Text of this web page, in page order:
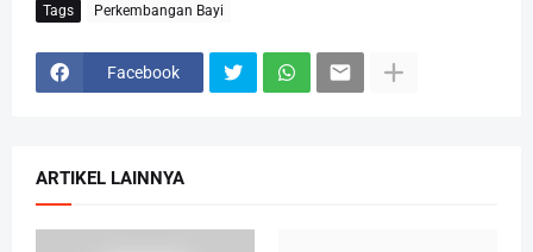
Tags Perkembangan Bayi
Facebook
ARTIKEL LAINNYA